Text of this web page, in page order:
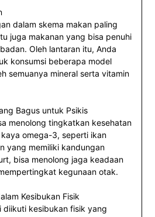
dalam skema makan paling
juga makanan yang bisa penuhi
Oleh lantaran itu, Anda
konsumsi beberapa model
semuanya mineral serta vitamin
Bagus untuk Psikis
menolong tingkatkan kesehatan
omega-3, seperti ikan
yang memiliki kandungan
bisa menolong jaga keadaan
kegunaan otak.
Kesibukan Fisik
diikuti kesibukan fisik yang